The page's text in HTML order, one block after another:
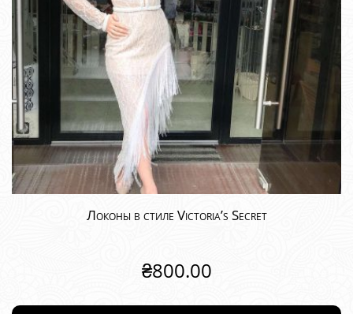
Локоны в стиле Victoria’s Secret
₴800.00